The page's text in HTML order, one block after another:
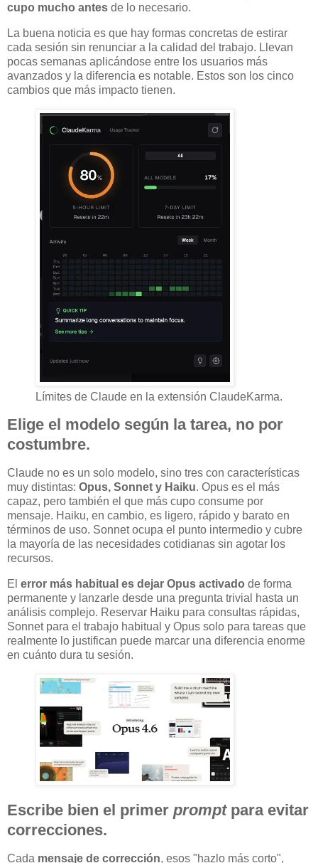
cupo mucho antes de lo necesario.
La buena noticia es que hay formas concretas de estirar
cada sesión sin renunciar a la calidad del trabajo. Llevan
pocas semanas aplicándose entre los usuarios más
avanzados y la diferencia es notable. Estos son los cinco
cambios que más impacto tienen.
Límites de Claude en la extensión ClaudeKarma.
Elige el modelo según la tarea, no por
costumbre.
Claude no es un solo modelo, sino tres con características
muy distintas: Opus, Sonnet y Haiku. Opus es el más
capaz, pero también el que más cupo consume por
mensaje. Haiku, en cambio, es ligero, rápido y barato en
términos de uso. Sonnet ocupa el punto intermedio y cubre
la mayoría de las necesidades cotidianas sin agotar los
recursos.
El error más habitual es dejar Opus activado de forma
permanente y lanzarle desde una pregunta trivial hasta un
análisis complejo. Reservar Haiku para consultas rápidas,
Sonnet para el trabajo habitual y Opus solo para tareas que
realmente lo justifican puede marcar una diferencia enorme
en cuánto dura tu sesión.
Escribe bien el primer promptpara evitar
correcciones.
Cada mensaje de corrección, esos "hazlo más corto",